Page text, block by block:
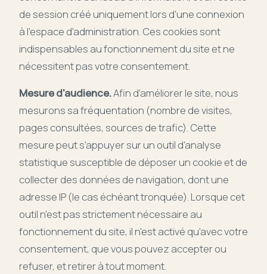
de session créé uniquement lors d'une connexion
à l'espace d'administration. Ces cookies sont
indispensables au fonctionnement du site et ne
nécessitent pas votre consentement.
Mesure d'audience.Afin d'améliorer le site, nous
mesurons sa fréquentation (nombre de visites,
pages consultées, sources de trafic). Cette
mesure peut s'appuyer sur un outil d'analyse
statistique susceptible de déposer un cookie et de
collecter des données de navigation, dont une
adresse IP (le cas échéant tronquée). Lorsque cet
outil n'est pas strictement nécessaire au
fonctionnement du site, il n'est activé qu'avec votre
consentement, que vous pouvez accepter ou
refuser, et retirer à tout moment.